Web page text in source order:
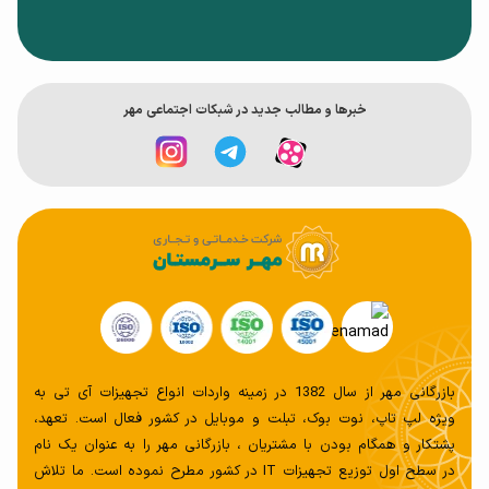
لپ تاپ گیمینگ HP Victus 15 با ابعاد 357x255x23.6 و وزن
پردازنده و سخت افزار
GeForc RTX 3050Ti برای اجرای اکثر بازی ها کافی است ولی اگر
میخواهید اجرای بدون لگ و روان داشته باشید و از بازی لذت
ببرید بهتر است تنظیمات اکثر بازی ها را بر روی کیفیت متوسط
قرار دهید.
بازرگانی مهر از سال 1382 در زمینه واردات انواع تجهیزات آی تی به
ویژه لپ تاپ، نوت بوک، تبلت و موبایل در کشور فعال است. تعهد،
پشتکار و همگام بودن با مشتریان ، بازرگانی مهر را به عنوان یک نام
در سطح اول توزیع تجهیزات IT در کشور مطرح نموده است. ما تلاش
خبر‌ها و مطالب جدید در شبکات اجتماعی مهر